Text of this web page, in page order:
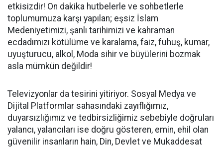
etkisizdir! On dakika hutbelerle ve sohbetlerle
toplumumuza karşı yapılan; eşsiz İslam
Medeniyetimizi, şanlı tarihimizi ve kahraman
ecdadımızı kötülüme ve karalama, faiz, fuhuş, kumar,
uyuşturucu, alkol, Moda sihir ve büyülerini bozmak
asla mümkün değildir!
Televizyonlar da tesirini yitiriyor. Sosyal Medya ve
Dijital Platformlar sahasındaki zayıflığımız,
duyarsızlığımız ve tedbirsizliğimiz sebebiyle doğruları
yalancı, yalancıları ise doğru gösteren, emin, ehil olan
güvenilir insanların hain, Din, Devlet ve Mukaddesat